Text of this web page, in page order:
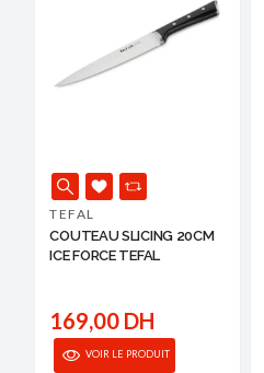
TEFAL
COUTEAU SLICING 20CM
ICE FORCE TEFAL
169,00 DH
VOIR LE PRODUIT